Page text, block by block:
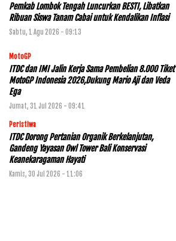
Pemkab Lombok Tengah Luncurkan BESTI, Libatkan
Ribuan Siswa Tanam Cabai untuk Kendalikan Inflasi
Sabtu, 1 Agu 2026 - 09:13
MotoGP
ITDC dan IMI Jalin Kerja Sama Pembelian 8.000 Tiket
MotoGP Indonesia 2026,Dukung Mario Aji dan Veda
Ega
Jumat, 31 Jul 2026 - 09:41
Peristiwa
ITDC Dorong Pertanian Organik Berkelanjutan,
Gandeng Yayasan Owl Tower Bali Konservasi
Keanekaragaman Hayati
Kamis, 30 Jul 2026 - 11:06